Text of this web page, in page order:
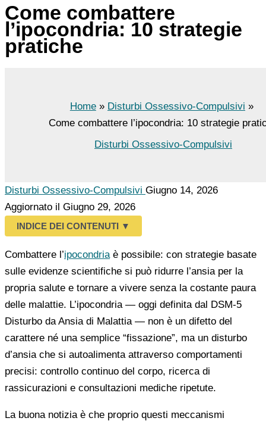
Come combattere
l’ipocondria: 10 strategie
pratiche
Home
Disturbi Ossessivo-Compulsivi
Come combattere l’ipocondria: 10 strategie
Disturbi Ossessivo-Compulsivi
Disturbi Ossessivo-Compulsivi Giugno 14, 2026
Aggiornato il Giugno 29, 2026
INDICE DEI CONTENUTI ▼
Combattere l’ipocondria è possibile: con strategie basate
sulle evidenze scientifiche si può ridurre l’ansia per la
propria salute e tornare a vivere senza la costante paura
delle malattie. L’ipocondria — oggi definita dal DSM-5
Disturbo da Ansia di Malattia — non è un difetto del
carattere né una semplice “fissazione”, ma un disturbo
d’ansia che si autoalimenta attraverso comportamenti
precisi: controllo continuo del corpo, ricerca di
rassicurazioni e consultazioni mediche ripetute.
La buona notizia è che proprio questi meccanismi